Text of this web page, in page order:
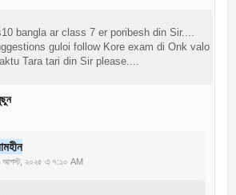
bangla ar class 7 er poribesh din Sir....
guloi follow Kore exam di Onk valo
Tara tari din Sir please....
আগস্ট, ২০২৫ এ ৭:১০ AM